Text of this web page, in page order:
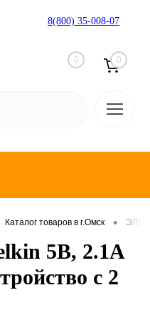
8(800) 35-008-07
0 0
Каталог товаров в г.Омск •
5В, 2.1А
с 2